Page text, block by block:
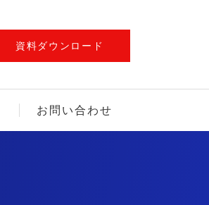
資料ダウンロード
お問い合わせ